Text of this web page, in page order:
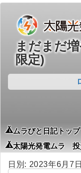
まだまだ
限定)
ムラびと日記トップ
太陽光発電ムラ 投
日別: 2023年6月7日